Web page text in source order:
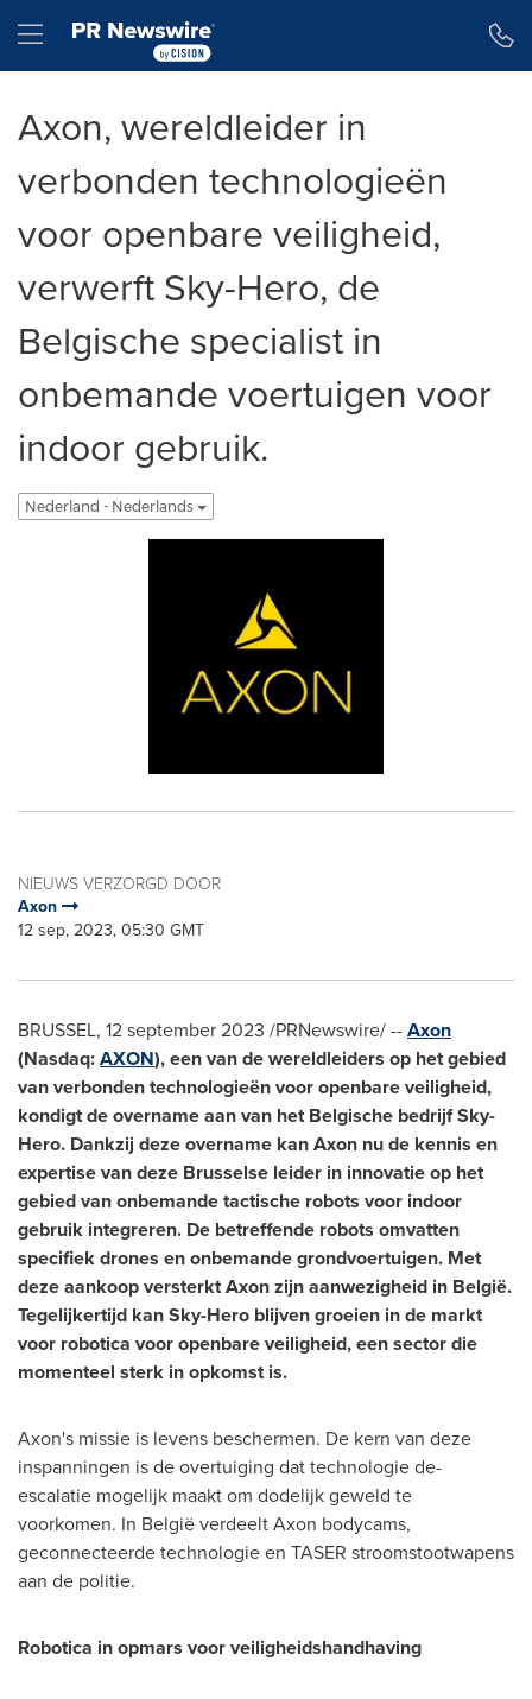
Hamburger menu
Axon, wereldleider in
verbonden technologieën
voor openbare veiligheid,
verwerft Sky-Hero, de
Belgische specialist in
onbemande voertuigen voor
indoor gebruik.
Nederland - Nederlands
NIEUWS VERZORGD DOOR
Axon
12 sep, 2023, 05:30 GMT
BRUSSEL, 12 september 2023 /PRNewswire/ --Axon
(Nasdaq:AXON), een van de wereldleiders op het gebied
van verbonden technologieën voor openbare veiligheid,
kondigt de overname aan van het Belgische bedrijf Sky-
Hero. Dankzij deze overname kan Axon nu de kennis en
expertise van deze Brusselse leider in innovatie op het
gebied van onbemande tactische robots voor indoor
gebruik integreren. De betreffende robots omvatten
specifiek drones en onbemande grondvoertuigen. Met
deze aankoop versterkt Axon zijn aanwezigheid in België.
Tegelijkertijd kan Sky-Hero blijven groeien in de markt
voor robotica voor openbare veiligheid, een sector die
momenteel sterk in opkomst is.
Axon's missie is levens beschermen. De kern van deze
inspanningen is de overtuiging dat technologie de-
escalatie mogelijk maakt om dodelijk geweld te
voorkomen. In België verdeelt Axon bodycams,
geconnecteerde technologie en TASER stroomstootwapens
aan de politie.
Robotica in opmars voor veiligheidshandhaving